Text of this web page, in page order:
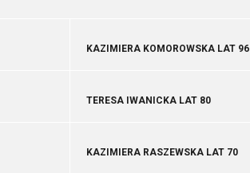
KAZIMIERA KOMOROWSKA LAT 96
TERESA IWANICKA LAT 80
KAZIMIERA RASZEWSKA LAT 70